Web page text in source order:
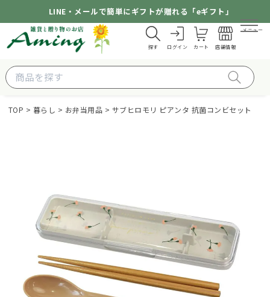
LINE・メールで簡単にギフトが贈れる「eギフト」
探す ログイン カート 店舗情報
メニュー
TOP 暮らし お弁当用品 サブヒロモリ ピアンタ 抗菌コンビセット